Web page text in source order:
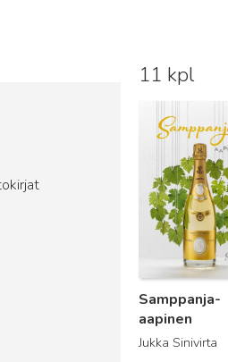
11 kpl
Samppanja-
aapinen
Jukka Sinivirta